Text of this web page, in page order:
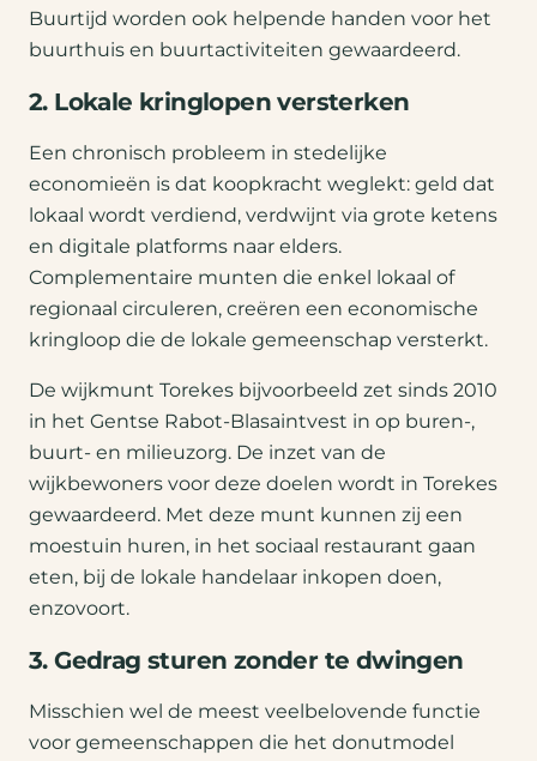
Buurtijd worden ook helpende handen voor het
buurthuis en buurtactiviteiten gewaardeerd.
2. Lokale kringlopen versterken
Een chronisch probleem in stedelijke
economieën is dat koopkracht weglekt: geld dat
lokaal wordt verdiend, verdwijnt via grote ketens
en digitale platforms naar elders.
Complementaire munten die enkel lokaal of
regionaal circuleren, creëren een economische
kringloop die de lokale gemeenschap versterkt.
De wijkmunt Torekes bijvoorbeeld zet sinds 2010
in het Gentse Rabot-Blasaintvest in op buren-,
buurt- en milieuzorg. De inzet van de
wijkbewoners voor deze doelen wordt in Torekes
gewaardeerd. Met deze munt kunnen zij een
moestuin huren, in het sociaal restaurant gaan
eten, bij de lokale handelaar inkopen doen,
enzovoort.
3. Gedrag sturen zonder te dwingen
Misschien wel de meest veelbelovende functie
voor gemeenschappen die het donutmodel